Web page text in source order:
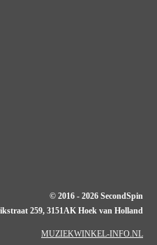
© 2016 - 2026 SecondSpin
259, 3151AK Hoek van Holland
MUZIEKWINKEL-INFO.NL